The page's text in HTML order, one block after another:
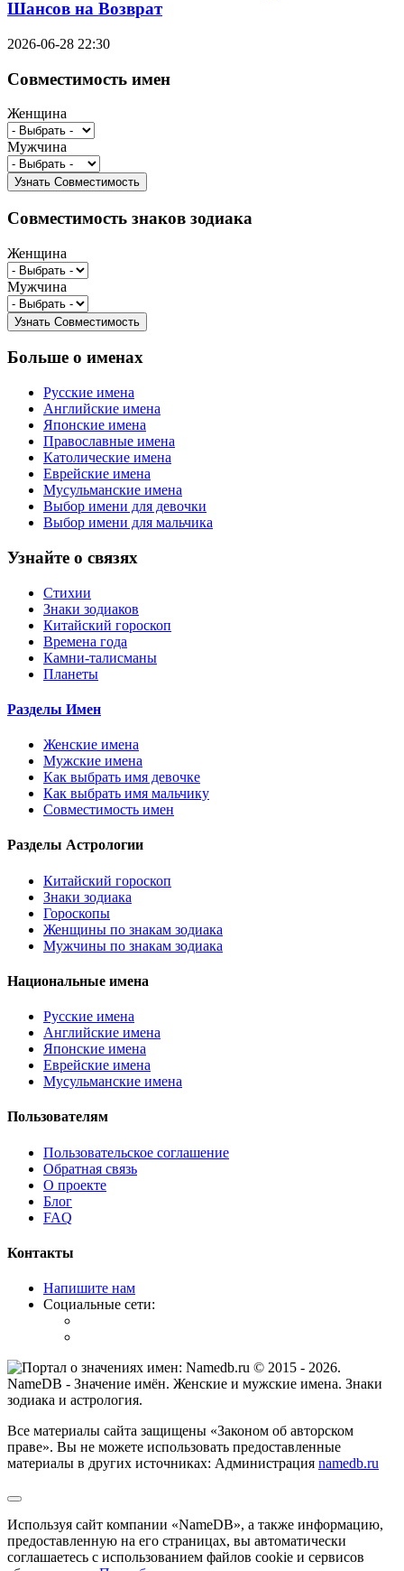
Шансов на Возврат
2026-06-28 22:30
Совместимость имен
Женщина
Мужчина
Совместимость знаков зодиака
Женщина
Мужчина
Больше о именах
Русские имена
Английские имена
Японские имена
Православные имена
Католические имена
Еврейские имена
Мусульманские имена
Выбор имени для девочки
Выбор имени для мальчика
Узнайте о связях
Стихии
Знаки зодиаков
Китайский гороскоп
Времена года
Камни-талисманы
Планеты
Разделы Имен
Женские имена
Мужские имена
Как выбрать имя девочке
Как выбрать имя мальчику
Совместимость имен
Разделы Астрологии
Китайский гороскоп
Знаки зодиака
Гороскопы
Женщины по знакам зодиака
Мужчины по знакам зодиака
Национальные имена
Русские имена
Английские имена
Японские имена
Еврейские имена
Мусульманские имена
Пользователям
Пользовательское соглашение
Обратная связь
О проекте
Блог
FAQ
Контакты
Напишите нам
Социальные сети:
© 2015 - 2026.
NameDB - Значение имён. Женские и мужские имена. Знаки
зодиака и астрология.
Все материалы сайта защищены «Законом об авторском
праве». Вы не можете использовать предоставленные
материалы в других источниках: Администрация namedb.ru
Используя сайт компании «NameDB», а также информацию,
предоставленную на его страницах, вы автоматически
соглашаетесь с использованием файлов cookie и сервисов